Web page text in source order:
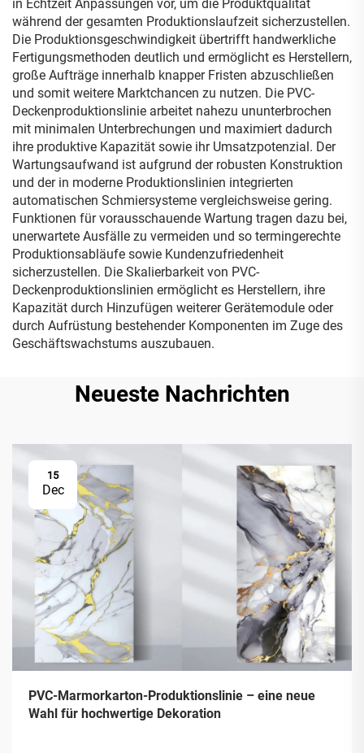
in Echtzeit Anpassungen vor, um die Produktqualität
während der gesamten Produktionslaufzeit sicherzustellen.
Die Produktionsgeschwindigkeit übertrifft handwerkliche
Fertigungsmethoden deutlich und ermöglicht es Herstellern,
große Aufträge innerhalb knapper Fristen abzuschließen
und somit weitere Marktchancen zu nutzen. Die PVC-
Deckenproduktionslinie arbeitet nahezu ununterbrochen
mit minimalen Unterbrechungen und maximiert dadurch
ihre produktive Kapazität sowie ihr Umsatzpotenzial. Der
Wartungsaufwand ist aufgrund der robusten Konstruktion
und der in moderne Produktionslinien integrierten
automatischen Schmiersysteme vergleichsweise gering.
Funktionen für vorausschauende Wartung tragen dazu bei,
unerwartete Ausfälle zu vermeiden und so termingerechte
Produktionsabläufe sowie Kundenzufriedenheit
sicherzustellen. Die Skalierbarkeit von PVC-
Deckenproduktionslinien ermöglicht es Herstellern, ihre
Kapazität durch Hinzufügen weiterer Gerätemodule oder
durch Aufrüstung bestehender Komponenten im Zuge des
Geschäftswachstums auszubauen.
Neueste Nachrichten
15
Dec
PVC-Marmorkarton-Produktionslinie – eine neue
Wahl für hochwertige Dekoration